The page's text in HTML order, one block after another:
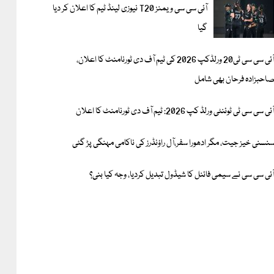
آئی سی سی ویمنز T20 نیوزی لینڈ ٹیم کا اعلان کر دیا
گیا
آئی سی سی ٹی20 ورلڈکپ 2026 کی ٹیم آف دی ٹورنامنٹ کا اعلان،
صاحبزادہ فرحان بھی شامل
آئی سی سی ٹی ٹوئنٹی ورلڈ کپ 2026: ٹیم آف دی ٹورنامنٹ کا اعلان
سنسنی خیز جیت، مگر ادھورا سفر،آل راؤنڈرز کی ناکامی مہنگی پڑ گئی
آئی سی سی نے سیمی فائنل کا شیڈول تبدیل کردیا، وجہ کیا بنی؟